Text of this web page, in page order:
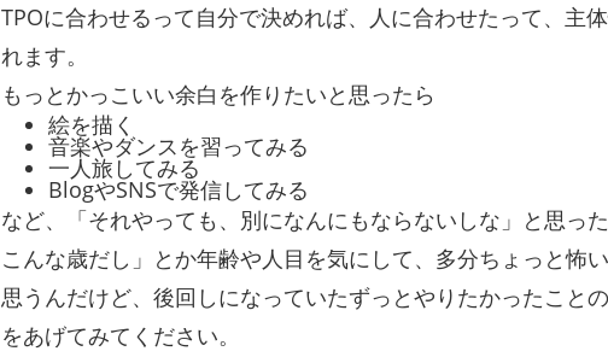
TPOに合わせるって自分で決めれば、人に合わせたって、主
れます。
もっとかっこいい余白を作りたいと思ったら
絵を描く
音楽やダンスを習ってみる
一人旅してみる
BlogやSNSで発信してみる
など、「それやっても、別になんにもならないしな」と思っ
こんな歳だし」とか年齢や人目を気にして、多分ちょっと怖
思うんだけど、後回しになっていたずっとやりたかったこと
をあげてみてください。